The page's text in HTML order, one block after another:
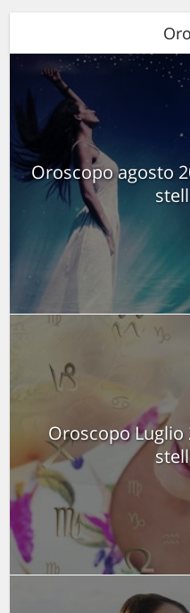
Oroscopo agosto
Oroscopo Luglio